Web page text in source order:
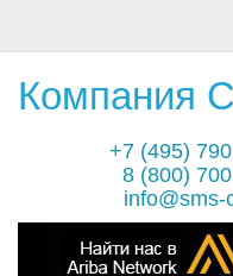
Компания
+7 (495)
8 (800)
info@sms-